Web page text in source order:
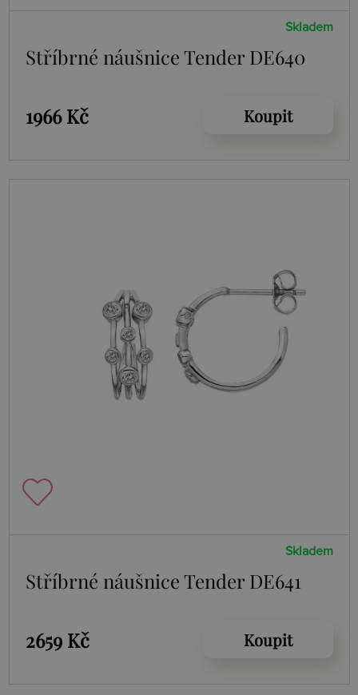
Skladem
Stříbrné náušnice Tender DE640
1966 Kč Koupit
Skladem
Stříbrné náušnice Tender DE641
2659 Kč Koupit